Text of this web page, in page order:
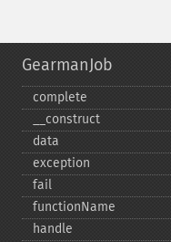
GearmanJob
complete
_​_​construct
data
exception
fail
functionName
handle